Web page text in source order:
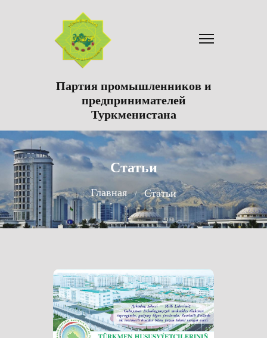
Партия промышленников и
предпринимателей
Туркменистана
Статьи
Главная Статьи